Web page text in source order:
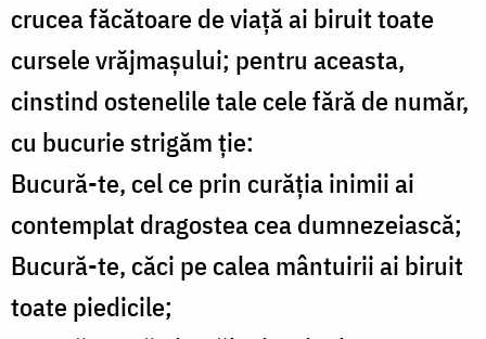
crucea făcătoare de viaţă ai biruit toate
cursele vrăjmaşului; pentru aceasta,
cinstind ostenelile tale cele fără de număr,
cu bucurie strigăm ţie:
Bucură-te, cel ce prin curăţia inimii ai
contemplat dragostea cea dumnezeiască;
Bucură-te, căci pe calea mântuirii ai biruit
toate piedicile;